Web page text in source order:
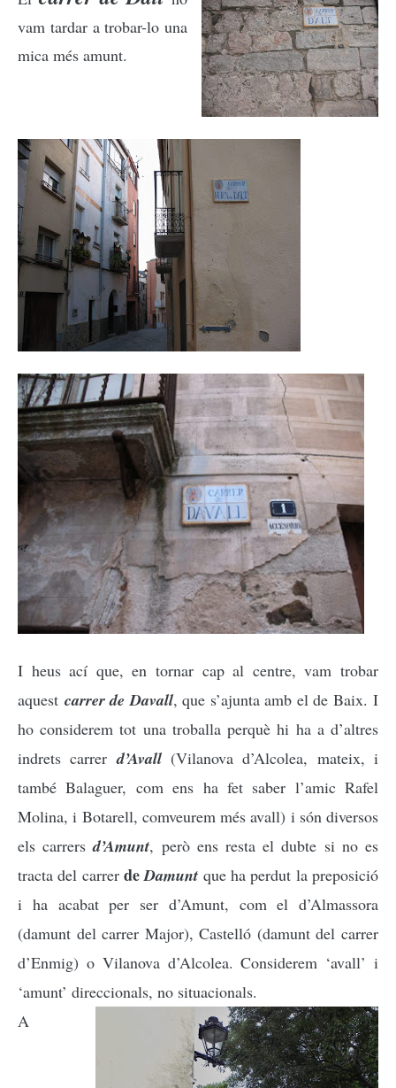
vam tardar a trobar-lo una
mica més amunt.
I heus ací que, en tornar cap al centre, vam trobar
aquest carrer de Davall, que s’ajunta amb el de Baix. I
ho considerem tot una troballa perquè hi ha a d’altres
indrets carrerd’Avall(Vilanova d’Alcolea, mateix, i
també Balaguer, com ens ha fet saber l’amic Rafel
Molina, i Botarell, comveurem més avall) i són diversos
els carrersd’Amunt, però ens resta el dubte si no es
tracta del carrer de Damunt que ha perdut la preposició
i ha acabat per ser d’Amunt, com el d’Almassora
(damunt del carrer Major), Castelló (damunt del carrer
d’Enmig) o Vilanova d’Alcolea. Considerem ‘avall’ i
‘amunt’ direccionals, no situacionals.
A